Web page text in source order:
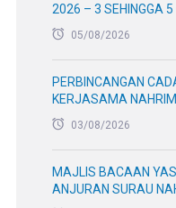
2026 – 3 SEHINGGA
05/08/2026
PERBINCANGAN
KERJASAMA
03/08/2026
MAJLIS BACAAN
ANJURAN SURAU